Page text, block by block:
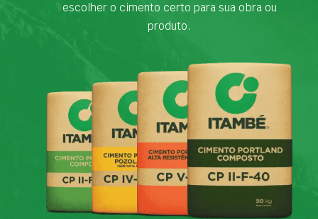
escolher o cimento certo para sua obra ou
produto.